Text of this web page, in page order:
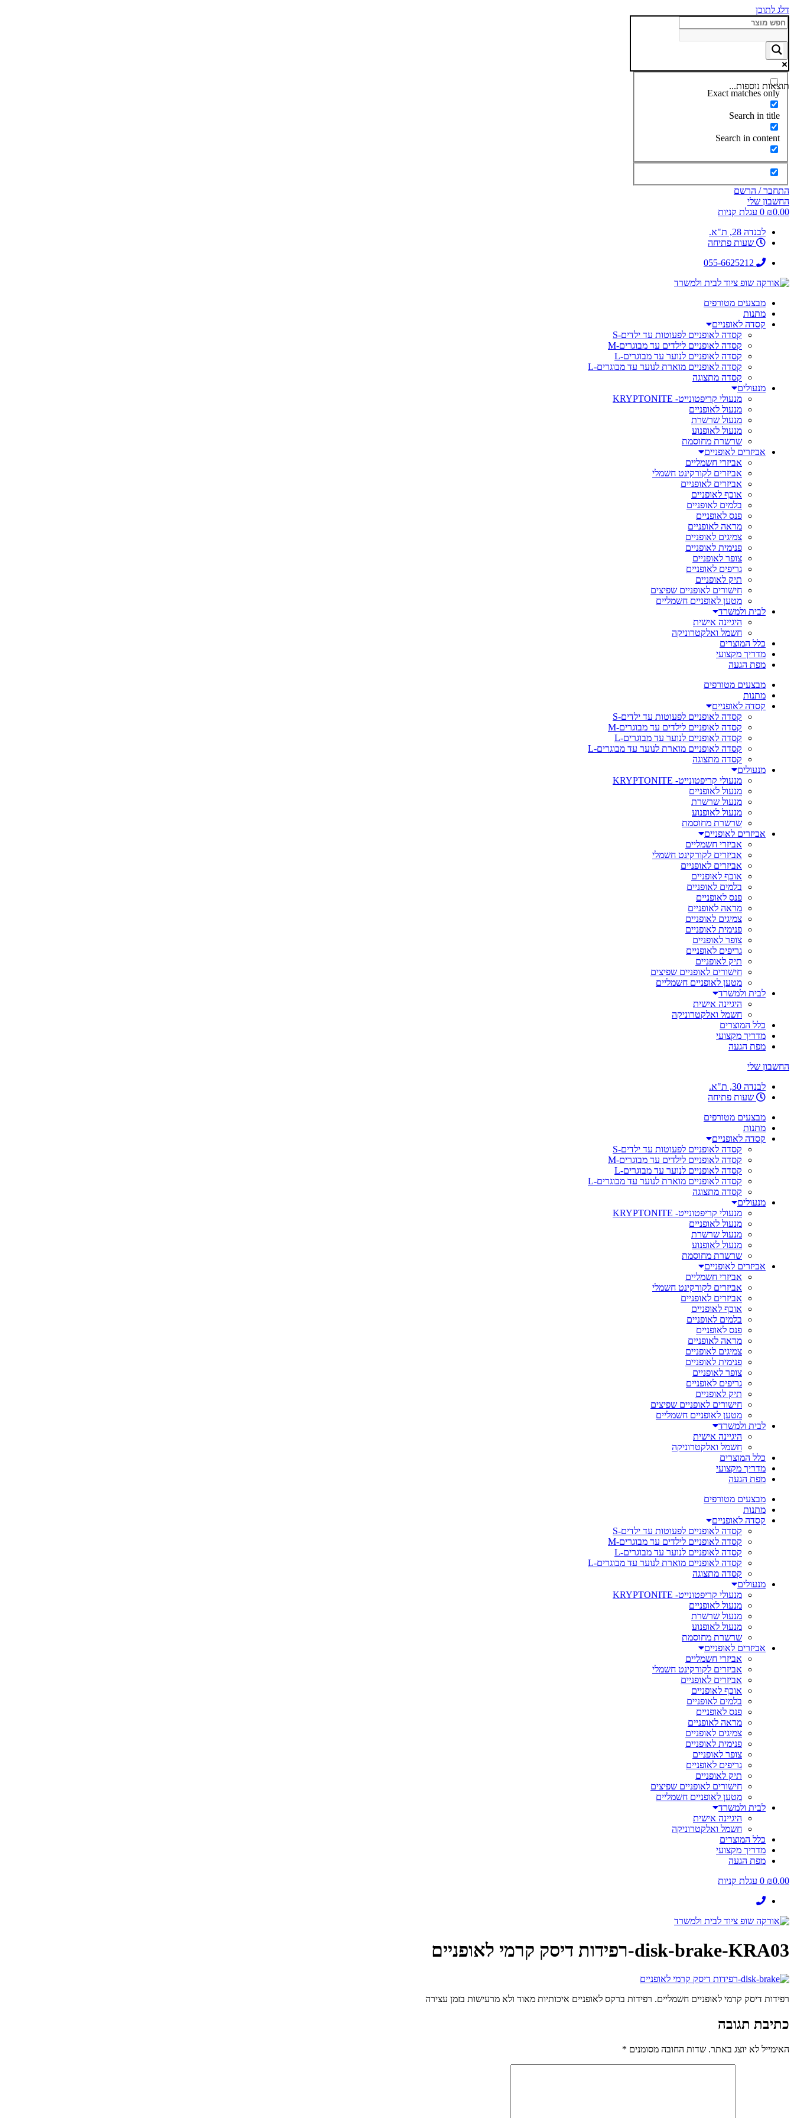
דלג לתוכן
תוצאות נוספות...
Exact matches only
Search in title
Search in content
התחבר / הרשם
החשבון שלי
₪0.00
0 עגלת קניות
לבנדה 28, ת"א.
שעות פתיחה
055-6625212
מבצעים מטורפים
מתנות
קסדה לאופניים
קסדה לאופניים לפעוטות עד ילדים-S
קסדה לאופניים לילדים עד מבוגרים-M
קסדה לאופניים לנוער עד מבוגרים-L
קסדה לאופניים מוארת לנוער עד מבוגרים-L
קסדה מתצוגה
מנעולים
מנעולי קריפטונייט- KRYPTONITE
מנעול לאופניים
מנעול שרשרת
מנעול לאופנוע
שרשרת מחוסמת
אביזרים לאופניים
אביזרי חשמליים
אביזרים לקורקינט חשמלי
אביזרים לאופניים
אוכף לאופניים
בלמים לאופניים
פנס לאופניים
מראה לאופניים
צמיגים לאופניים
פנימית לאופניים
צופר לאופניים
גריפים לאופניים
תיק לאופניים
חישורים לאופניים שפיצים
מטען לאופניים חשמליים
לבית ולמשרד
היגיינה אישית
חשמל ואלקטרוניקה
כלל המוצרים
מדריך מקצועי
מפת הגעה
מבצעים מטורפים
מתנות
קסדה לאופניים
קסדה לאופניים לפעוטות עד ילדים-S
קסדה לאופניים לילדים עד מבוגרים-M
קסדה לאופניים לנוער עד מבוגרים-L
קסדה לאופניים מוארת לנוער עד מבוגרים-L
קסדה מתצוגה
מנעולים
מנעולי קריפטונייט- KRYPTONITE
מנעול לאופניים
מנעול שרשרת
מנעול לאופנוע
שרשרת מחוסמת
אביזרים לאופניים
אביזרי חשמליים
אביזרים לקורקינט חשמלי
אביזרים לאופניים
אוכף לאופניים
בלמים לאופניים
פנס לאופניים
מראה לאופניים
צמיגים לאופניים
פנימית לאופניים
צופר לאופניים
גריפים לאופניים
תיק לאופניים
חישורים לאופניים שפיצים
מטען לאופניים חשמליים
לבית ולמשרד
היגיינה אישית
חשמל ואלקטרוניקה
כלל המוצרים
מדריך מקצועי
מפת הגעה
החשבון שלי
לבנדה 30, ת"א.
שעות פתיחה
מבצעים מטורפים
מתנות
קסדה לאופניים
קסדה לאופניים לפעוטות עד ילדים-S
קסדה לאופניים לילדים עד מבוגרים-M
קסדה לאופניים לנוער עד מבוגרים-L
קסדה לאופניים מוארת לנוער עד מבוגרים-L
קסדה מתצוגה
מנעולים
מנעולי קריפטונייט- KRYPTONITE
מנעול לאופניים
מנעול שרשרת
מנעול לאופנוע
שרשרת מחוסמת
אביזרים לאופניים
אביזרי חשמליים
אביזרים לקורקינט חשמלי
אביזרים לאופניים
אוכף לאופניים
בלמים לאופניים
פנס לאופניים
מראה לאופניים
צמיגים לאופניים
פנימית לאופניים
צופר לאופניים
גריפים לאופניים
תיק לאופניים
חישורים לאופניים שפיצים
מטען לאופניים חשמליים
לבית ולמשרד
היגיינה אישית
חשמל ואלקטרוניקה
כלל המוצרים
מדריך מקצועי
מפת הגעה
מבצעים מטורפים
מתנות
קסדה לאופניים
קסדה לאופניים לפעוטות עד ילדים-S
קסדה לאופניים לילדים עד מבוגרים-M
קסדה לאופניים לנוער עד מבוגרים-L
קסדה לאופניים מוארת לנוער עד מבוגרים-L
קסדה מתצוגה
מנעולים
מנעולי קריפטונייט- KRYPTONITE
מנעול לאופניים
מנעול שרשרת
מנעול לאופנוע
שרשרת מחוסמת
אביזרים לאופניים
אביזרי חשמליים
אביזרים לקורקינט חשמלי
אביזרים לאופניים
אוכף לאופניים
בלמים לאופניים
פנס לאופניים
מראה לאופניים
צמיגים לאופניים
פנימית לאופניים
צופר לאופניים
גריפים לאופניים
תיק לאופניים
חישורים לאופניים שפיצים
מטען לאופניים חשמליים
לבית ולמשרד
היגיינה אישית
חשמל ואלקטרוניקה
כלל המוצרים
מדריך מקצועי
מפת הגעה
₪0.00
0 עגלת קניות
disk-brake-KRA03-רפידות דיסק קרמי לאופניים
רפידות דיסק קרמי לאופניים חשמליים. רפידות ברקס לאופניים איכותיות מאוד ולא מרעישות בזמן עצירה
כתיבת תגובה
האימייל לא יוצג באתר. שדות החובה מסומנים *